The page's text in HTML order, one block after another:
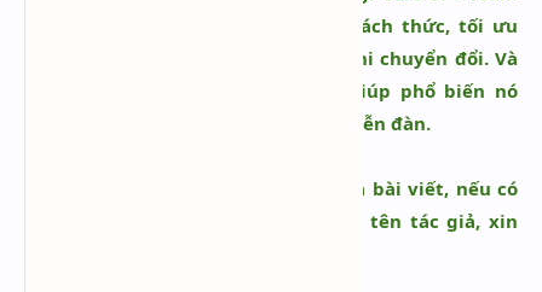
đã làm được vì chúng tôi tìm ra cách thức, tối ưu
thành phương thức an toàn nhất khi chuyển đổi. Và
một điều nữa UEFI-GPT Team đã giúp phổ biến nó
thông qua support nhiệt tình trên diễn đàn.
Đây là trang tổng hợp duy nhất của bài viết, nếu có
copy vui lòng ghi đầy đủ nguồn và tên tác giả, xin